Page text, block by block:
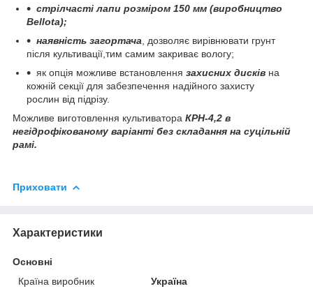
стрілчасті лапи розміром 150 мм (виробництво
Bellota);
наявність загортача , дозволяє вирівнювати грунт
після культивації,тим самим закриває вологу;
як опція можливе встановлення захисних дисків на
кожній секції для забезпечення надійного захисту
рослин від підрізу.
Можливе виготовлення культиватора КРН-4,2 в
негідрофікованому варіанті без складання на суцільній
рамі.
Приховати
Характеристики
Основні
Країна виробник
Україна